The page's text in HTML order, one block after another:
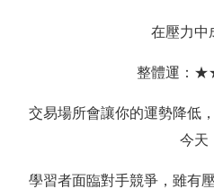
在壓力中
整體運
交易場所會讓你的運勢降低
今天
學習者面臨對手競爭，雖有